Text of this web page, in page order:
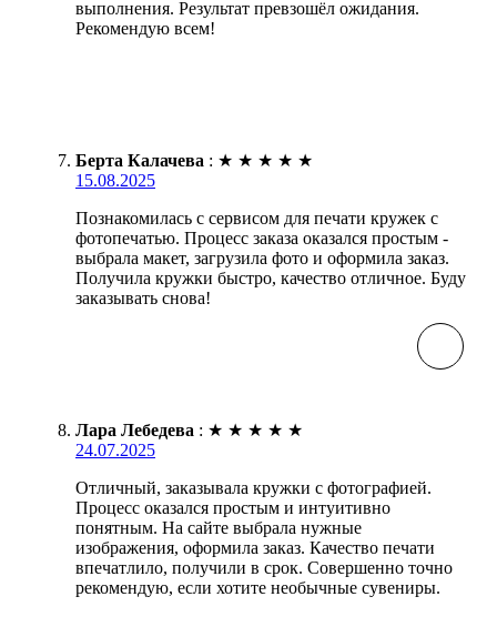
выполнения. Результат превзошёл ожидания.
Рекомендую всем!
Берта Калачева : ★ ★ ★ ★ ★
15.08.2025
Познакомилась с сервисом для печати кружек с
фотопечатью. Процесс заказа оказался простым -
выбрала макет, загрузила фото и оформила заказ.
Получила кружки быстро, качество отличное. Буду
заказывать снова!
Лара Лебедева : ★ ★ ★ ★ ★
24.07.2025
Отличный, заказывала кружки с фотографией.
Процесс оказался простым и интуитивно
понятным. На сайте выбрала нужные
изображения, оформила заказ. Качество печати
впечатлило, получили в срок. Совершенно точно
рекомендую, если хотите необычные сувениры.